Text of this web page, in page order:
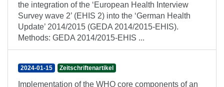
the integration of the ‘European Health Interview
Survey wave 2’ (EHIS 2) into the ‘German Health
Update’ 2014/2015 (GEDA 2014/2015-EHIS).
Methods: GEDA 2014/2015-EHIS ...
2024-01-15 Zeitschriftenartikel
Implementation of the WHO core components of an